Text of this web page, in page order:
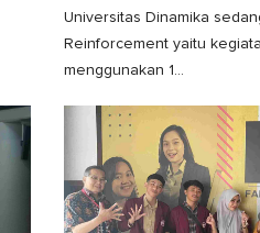
Universitas Dinamika
Reinforcement yaitu
menggunakan 1...